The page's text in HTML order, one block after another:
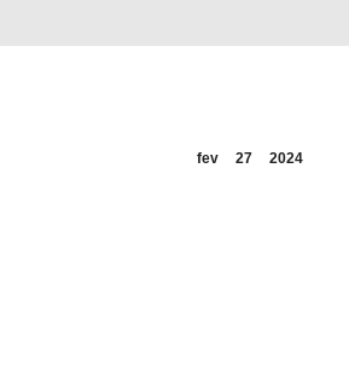
fev 27 2024